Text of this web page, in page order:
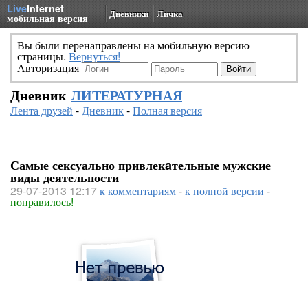
LiveInternet
мобильная версия Дневники Личка
Вы были перенаправлены на мобильную версию
страницы. Вернуться!
Авторизация
Дневник ЛИТЕРАТУРНАЯ
Лента друзей -Дневник-Полная версия
Самые сексуально привлекaтельные мужские
виды деятельности
29-07-2013 12:17к комментариям-к полной версии -
понравилось!